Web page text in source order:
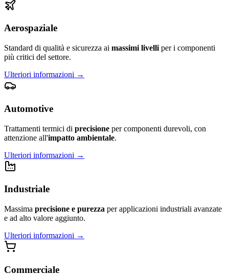
Aerospaziale
Standard di qualità e sicurezza ai massimi livelli per i componenti
più critici del settore.
Ulteriori informazioni →
Automotive
Trattamenti termici di precisione per componenti durevoli, con
attenzione all'impatto ambientale.
Ulteriori informazioni →
Industriale
Massima precisione e purezza per applicazioni industriali avanzate
e ad alto valore aggiunto.
Ulteriori informazioni →
Commerciale